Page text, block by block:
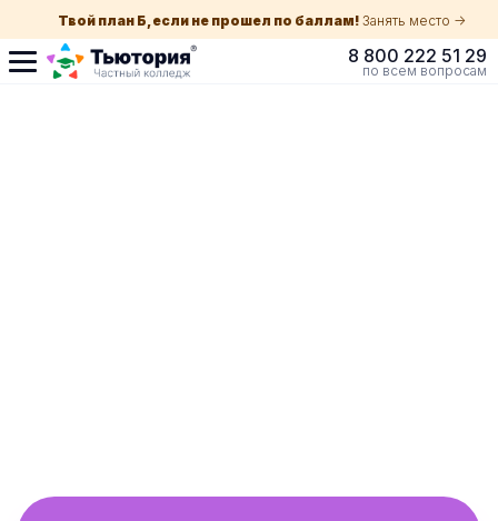
Твой план Б, если не прошел по баллам! Занять место ->
8 800 222 51 29
по всем вопросам